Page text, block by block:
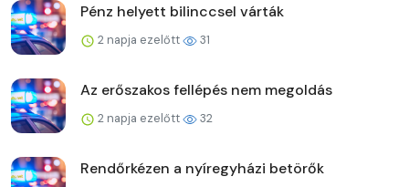
Pénz helyett bilinccsel várták
2 napja ezelőtt 31
Az erőszakos fellépés nem megoldás
2 napja ezelőtt 32
Rendőrkézen a nyíregyházi betörők